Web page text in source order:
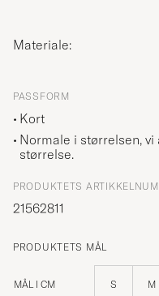
Materiale:
PASSFORM
Kort
Normale i størrelsen, vi
størrelse.
PRODUKTETS
21562811
PRODUKTETS MÅL
MÅL I CM S M